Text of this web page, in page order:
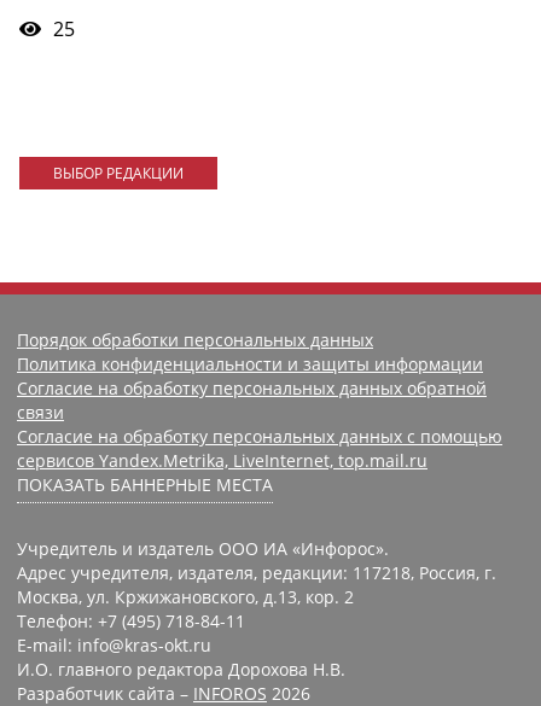
25
ВЫБОР РЕДАКЦИИ
Порядок обработки персональных данных
Политика конфиденциальности и защиты информации
Согласие на обработку персональных данных обратной
связи
Согласие на обработку персональных данных с помощью
сервисов Yandex.Metrika, LiveInternet, top.mail.ru
ПОКАЗАТЬ БАННЕРНЫЕ МЕСТА
Учредитель и издатель ООО ИА «Инфорос».
Адрес учредителя, издателя, редакции: 117218, Россия, г.
Москва, ул. Кржижановского, д.13, кор. 2
Телефон: +7 (495) 718-84-11
E-mail: info@kras-okt.ru
И.О. главного редактора Дорохова Н.В.
Разработчик сайта – INFOROS 2026